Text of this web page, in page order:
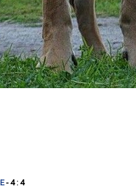
- 4 : 4